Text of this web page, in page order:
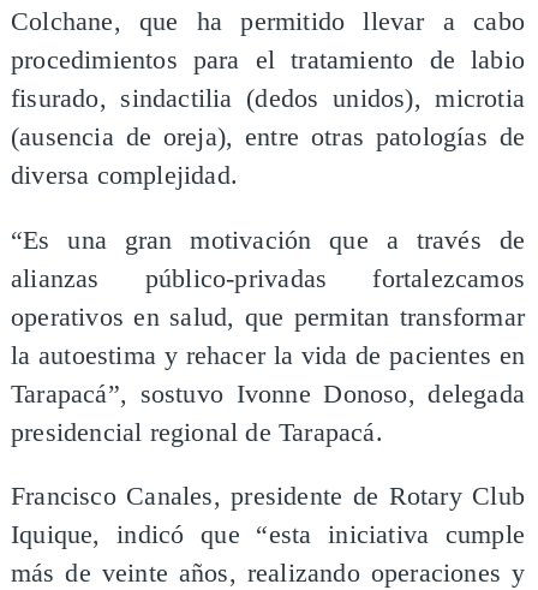
Colchane, que ha permitido llevar a cabo
procedimientos para el tratamiento de labio
fisurado, sindactilia (dedos unidos), microtia
(ausencia de oreja), entre otras patologías de
diversa complejidad.
“Es una gran motivación que a través de
alianzas público-privadas fortalezcamos
operativos en salud, que permitan transformar
la autoestima y rehacer la vida de pacientes en
Tarapacá”, sostuvo Ivonne Donoso, delegada
presidencial regional de Tarapacá.
Francisco Canales, presidente de Rotary Club
Iquique, indicó que “esta iniciativa cumple
más de veinte años, realizando operaciones y